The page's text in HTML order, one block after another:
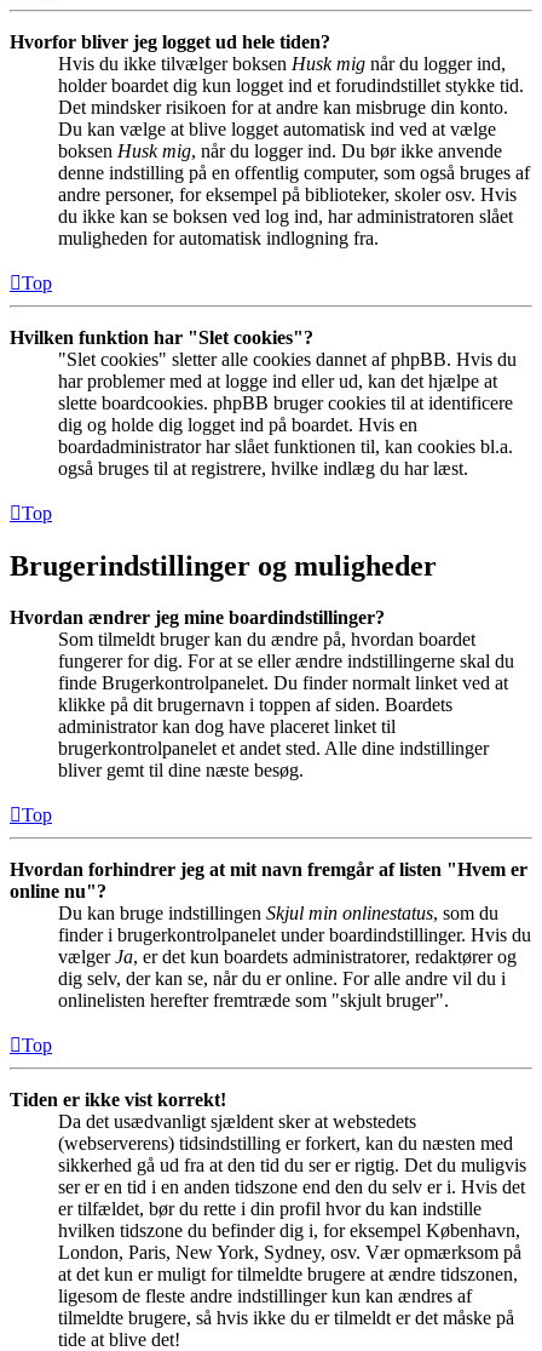
Hvorfor bliver jeg logget ud hele tiden?
Hvis du ikke tilvælger boksen Husk mig når du logger ind,
holder boardet dig kun logget ind et forudindstillet stykke tid.
Det mindsker risikoen for at andre kan misbruge din konto.
Du kan vælge at blive logget automatisk ind ved at vælge
boksen Husk mig, når du logger ind. Du bør ikke anvende
denne indstilling på en offentlig computer, som også bruges af
andre personer, for eksempel på biblioteker, skoler osv. Hvis
du ikke kan se boksen ved log ind, har administratoren slået
muligheden for automatisk indlogning fra.
Top
Hvilken funktion har "Slet cookies"?
"Slet cookies" sletter alle cookies dannet af phpBB. Hvis du
har problemer med at logge ind eller ud, kan det hjælpe at
slette boardcookies. phpBB bruger cookies til at identificere
dig og holde dig logget ind på boardet. Hvis en
boardadministrator har slået funktionen til, kan cookies bl.a.
også bruges til at registrere, hvilke indlæg du har læst.
Top
Brugerindstillinger og muligheder
Hvordan ændrer jeg mine boardindstillinger?
Som tilmeldt bruger kan du ændre på, hvordan boardet
fungerer for dig. For at se eller ændre indstillingerne skal du
finde Brugerkontrolpanelet. Du finder normalt linket ved at
klikke på dit brugernavn i toppen af siden. Boardets
administrator kan dog have placeret linket til
brugerkontrolpanelet et andet sted. Alle dine indstillinger
bliver gemt til dine næste besøg.
Top
Hvordan forhindrer jeg at mit navn fremgår af listen "Hvem er
online nu"?
Du kan bruge indstillingen Skjul min onlinestatus, som du
finder i brugerkontrolpanelet under boardindstillinger. Hvis du
vælgerJa, er det kun boardets administratorer, redaktører og
dig selv, der kan se, når du er online. For alle andre vil du i
onlinelisten herefter fremtræde som "skjult bruger".
Top
Tiden er ikke vist korrekt!
Da det usædvanligt sjældent sker at webstedets
(webserverens) tidsindstilling er forkert, kan du næsten med
sikkerhed gå ud fra at den tid du ser er rigtig. Det du muligvis
ser er en tid i en anden tidszone end den du selv er i. Hvis det
er tilfældet, bør du rette i din profil hvor du kan indstille
hvilken tidszone du befinder dig i, for eksempel København,
London, Paris, New York, Sydney, osv. Vær opmærksom på
at det kun er muligt for tilmeldte brugere at ændre tidszonen,
ligesom de fleste andre indstillinger kun kan ændres af
tilmeldte brugere, så hvis ikke du er tilmeldt er det måske på
tide at blive det!